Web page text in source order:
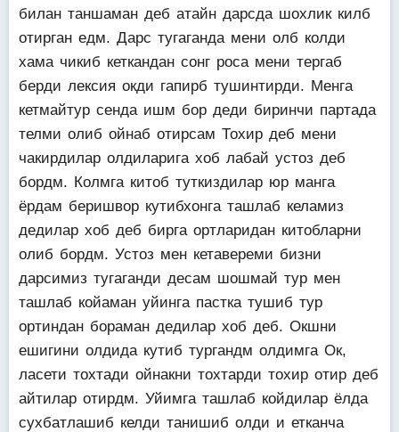
билан таншаман деб атайн дарсда шохлик килб
отирган едм. Дарс тугаганда мени олб колди
хама чикиб кеткандан сонг роса мени тергаб
берди лексия окди гапирб тушинтирди. Менга
кетмайтур сенда ишм бор деди биринчи партада
телми олиб ойнаб отирсам Тохир деб мени
чакирдилар олдиларига хоб лабай устоз деб
бордм. Колмга китоб туткиздилар юр манга
ёрдам беришвор кутибхонга ташлаб келамиз
дедилар хоб деб бирга ортларидан китобларни
олиб бордм. Устоз мен кетавереми бизни
дарсимиз тугаганди десам шошмай тур мен
ташлаб койаман уйинга пастка тушиб тур
ортиндан бораман дедилар хоб деб. Окшни
ешигини олдида кутиб тургандм олдимга Ок,
ласети тохтади ойнакни тохтарди тохир отир деб
айтилар отирдм. Уйимга ташлаб койдилар ёлда
сухбатлашиб келди танишиб олди и етканча